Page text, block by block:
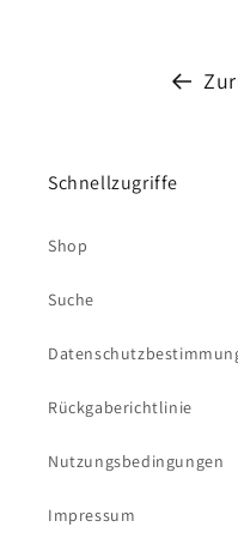
Schnellzugriffe
Shop
Suche
Rückgaberichtlinie
Nutzungsbedingungen
Impressum